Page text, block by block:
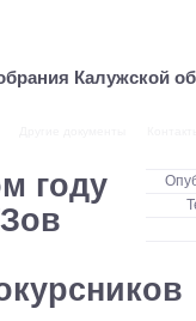
Калужской
году